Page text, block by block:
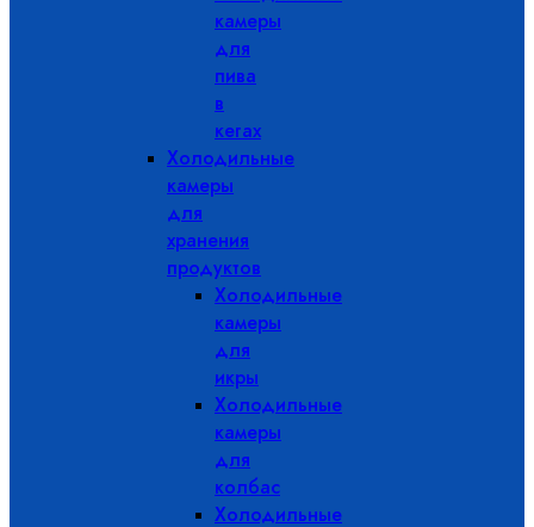
камеры
для
пива
в
кегах
Холодильные
камеры
для
хранения
продуктов
Холодильные
камеры
для
икры
Холодильные
камеры
для
колбас
Холодильные